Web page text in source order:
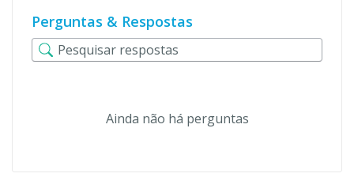
Perguntas & Respostas
Ainda não há perguntas